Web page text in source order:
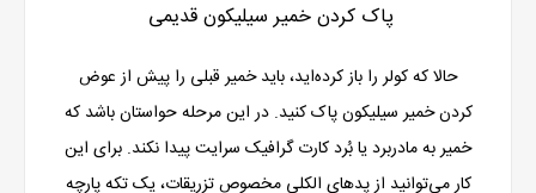
پاک کردن خمیر سیلیکون قدیمی
حالا که کولر را باز کرده‌اید، باید خمیر قبلی را پیش از عوض
کردن خمیر سیلیکون پاک کنید. در این مرحله حواستان باشد که
خمیر به مادربرد یا بُرد کارت گرافیک سرایت پیدا نکند. برای این
کار می‌توانید از پدهای الکلی مخصوص تزریقات، یک تکه پارچه